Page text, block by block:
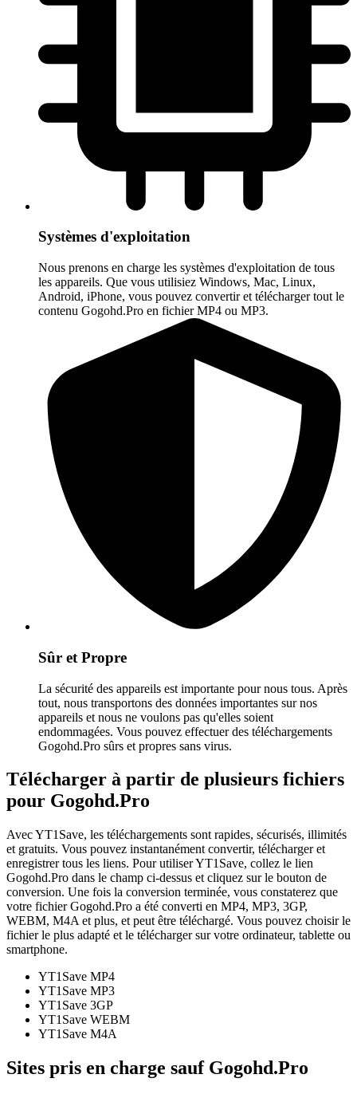
Systèmes d'exploitation
Nous prenons en charge les systèmes d'exploitation de tous
les appareils. Que vous utilisiez Windows, Mac, Linux,
Android, iPhone, vous pouvez convertir et télécharger tout le
contenu Gogohd.Pro en fichier MP4 ou MP3.
Sûr et Propre
La sécurité des appareils est importante pour nous tous. Après
tout, nous transportons des données importantes sur nos
appareils et nous ne voulons pas qu'elles soient
endommagées. Vous pouvez effectuer des téléchargements
Gogohd.Pro sûrs et propres sans virus.
Télécharger à partir de plusieurs fichiers
pour Gogohd.Pro
Avec YT1Save, les téléchargements sont rapides, sécurisés, illimités
et gratuits. Vous pouvez instantanément convertir, télécharger et
enregistrer tous les liens. Pour utiliser YT1Save, collez le lien
Gogohd.Pro dans le champ ci-dessus et cliquez sur le bouton de
conversion. Une fois la conversion terminée, vous constaterez que
votre fichier Gogohd.Pro a été converti en MP4, MP3, 3GP,
WEBM, M4A et plus, et peut être téléchargé. Vous pouvez choisir le
fichier le plus adapté et le télécharger sur votre ordinateur, tablette ou
smartphone.
YT1Save MP4
YT1Save MP3
YT1Save 3GP
YT1Save WEBM
YT1Save M4A
Sites pris en charge sauf Gogohd.Pro